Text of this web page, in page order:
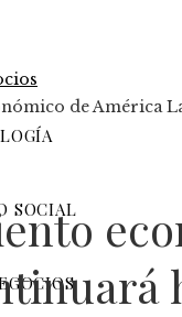
SOCIAL
de América